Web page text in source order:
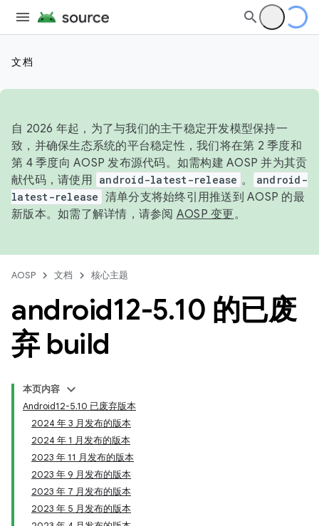
文档
自 2026 年起，为了与我们的主干稳定开发模型保持一
致，并确保生态系统的平台稳定性，我们将在第 2 季度和
第 4 季度向 AOSP 发布源代码。如需构建 AOSP 并为其贡
献代码，请使用 android-latest-release 。
android-
latest-release 清单分支将始终引用推送到 AOSP 的最
新版本。如需了解详情，请参阅 AOSP 变更。
AOSP 文档 核心主题
android12-5.10 的已废
弃 build
本页内容
Android12-5.10 已废弃版本
2024 年 3 月发布的版本
2024 年 1 月发布的版本
2023 年 11 月发布的版本
2023 年 9 月发布的版本
2023 年 7 月发布的版本
2023 年 5 月发布的版本